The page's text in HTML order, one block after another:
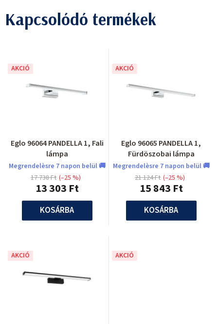
Kapcsolódó termékek
AKCIÓ
Eglo 96064 PANDELLA 1, Fali
lámpa
Megrendelèsre 7 napon belül 🚚
13 303 Ft
17 738 Ft (–25 %)
KOSÁRBA
AKCIÓ
Eglo 96065 PANDELLA 1,
Fürdöszobai lámpa
Megrendelèsre 7 napon belül 🚚
15 843 Ft
21 124 Ft (–25 %)
KOSÁRBA
AKCIÓ AKCIÓ